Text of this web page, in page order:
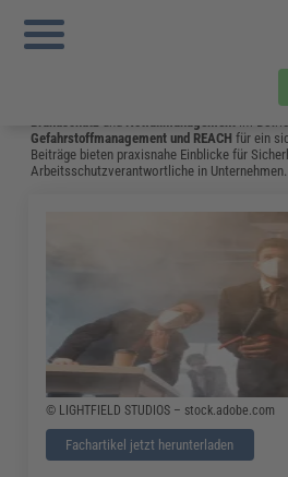
Sie sind hier:
Ausbildung und Aufgaben
Hier gibt es aktuelles Fachwissen zu Themen
Gefahrstoffmanagementund REACH für ein
Beiträge bieten praxisnahe Einblicke für
Arbeitsschutzverantwortliche in Unternehmen.
© LIGHTFIELD STUDIOS – stock.adobe.com
Fachartikel jetzt herunterladen